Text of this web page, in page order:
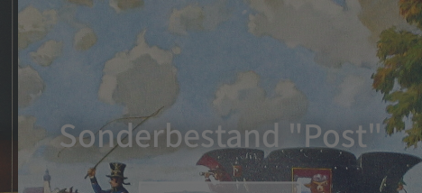
Sonderbestand "Post"